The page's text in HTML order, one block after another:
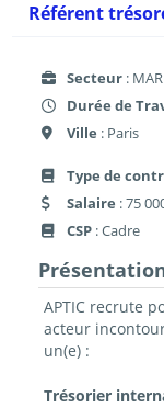
Référent
Secteur :
Durée de
Ville : Paris
Type de
Salaire : 75
CSP : Cadre
APTIC recrute
acteur
un(e) :
Trésorier